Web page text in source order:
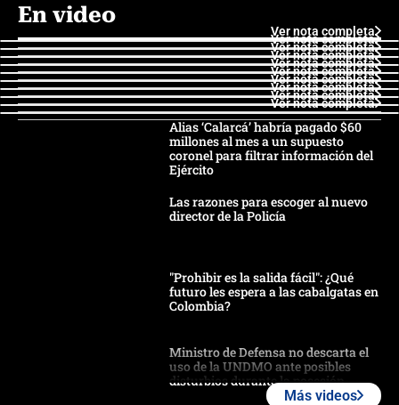
En video
Ver nota completa
Ver nota completa
Ver nota completa
Ver nota completa
Ver nota completa
Ver nota completa
Ver nota completa
Ver nota completa
Ver nota completa
Ver nota completa
Alias ‘Calarcá’ habría pagado $60
millones al mes a un supuesto
coronel para filtrar información del
Ejército
Las razones para escoger al nuevo
director de la Policía
"Prohibir es la salida fácil": ¿Qué
futuro les espera a las cabalgatas en
Colombia?
Ministro de Defensa no descarta el
uso de la UNDMO ante posibles
disturbios durante la posesión
Más videos